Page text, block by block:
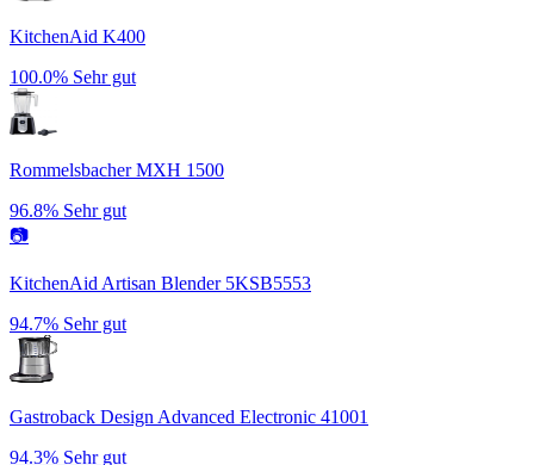
KitchenAid K400
100.0% Sehr gut
Rommelsbacher MXH 1500
96.8% Sehr gut
📷
KitchenAid Artisan Blender 5KSB5553
94.7% Sehr gut
Gastroback Design Advanced Electronic 41001
94.3% Sehr gut